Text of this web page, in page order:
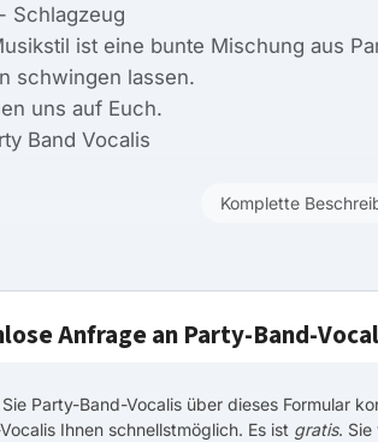
Schlagzeug
ist eine bunte Mischung aus
schwingen lassen.
uns auf Euch.
Band Vocalis
Komplette
Anfrage an Party-Band-
Party-Band-Vocalis über dieses Formular
Ihnen schnellstmöglich. Es ist gratis. Sie